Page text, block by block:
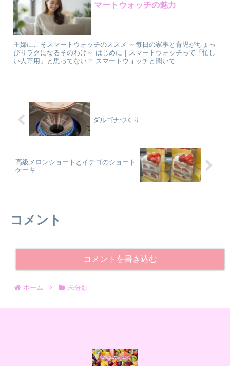
マートウォッチの魅力
主婦にこそスマートウォッチのススメ ～毎日の家事と育児がちょっ
ぴりラクになるそのわけ～ はじめに｜スマートウォッチって「忙し
い人専用」と思ってない？ スマートウォッチと聞いて...
ダルゴナづくり
高級メロンショートとイチゴのショート
ケーキ
コメント
コメントを書き込む
ホーム 未分類